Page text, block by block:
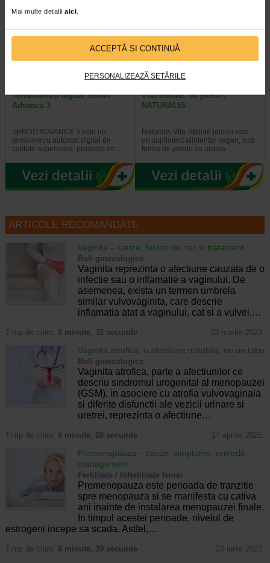
Mai multe detalii aici
ACCEPTĂ SI CONTINUĂ
PERSONALIZEAZĂ SETĂRILE
Tensiometru digital Sendo
Advance 3
SENDO ADVANCE 3 este un
tensiometru automat digital de
calitate superioara, proiectat de…
Vita-Stelute, 60 jeleuri,
NATURALIS
Naturalis Vita-Stelute jeleuri este
un supliment alimentar vegan, sub
forma de jeleuri cu aroma…
ARTICOLE RECOMANDATE
Vaginita – cauze, factori de risc si tratament
Boli ginecologice
Vaginita reprezinta o afectiune cauzata de o
infectie sau o inflamatie a vaginului. De
asemenea, exista un termen umbrela
similar vulvovaginita, care descrie
inflamatia atat a vaginului, cat si a vulvei,…
Timp de citire: 6 minute, 32 secunde 23 martie 2023
Vaginita atrofica, o afectiune tratabila, nu un tabu
Boli ginecologice
Vaginita atrofica, parte a afectiunilor ce
descriu sindromul urogenital al menopauzei
(GSM), in asociere cu atrofia vulvovaginala
si diferite disfunctii ale vezicii urinare si
uretrei, reprezinta o afectiune…
Timp de citire: 6 minute, 28 secunde 17 aprilie 2025
Premenopauza – cauze, simptome, remedii,
management
Fertilitate / Infertilitate femei
Premenopauza este perioada de tranzitie
spre menopauza si se manifesta cu cativa
ani inainte de instalarea menopauzei finale.
In timpul acestei perioade, nivelul de
estrogeni incepe sa scada. Astfel,…
Timp de citire: 6 minute, 39 secunde 20 iunie 2023